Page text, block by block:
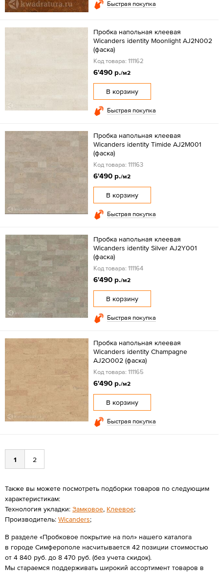
Быстрая покупка
Пробка напольная клеевая
Wicanders identity Moonlight AJ2N002
(фаска)
Код товара: 111162
6'490 р./м2
В корзину
Быстрая покупка
Пробка напольная клеевая
Wicanders identity Timide AJ2M001
(фаска)
Код товара: 111163
6'490 р./м2
В корзину
Быстрая покупка
Пробка напольная клеевая
Wicanders identity Silver AJ2Y001
(фаска)
Код товара: 111164
6'490 р./м2
В корзину
Быстрая покупка
Пробка напольная клеевая
Wicanders identity Champagne
AJ2O002 (фаска)
Код товара: 111165
6'490 р./м2
В корзину
Быстрая покупка
1 2
Также вы можете посмотреть подборки товаров по следующим
характеристикам:
Технология укладки: Замковое, Клеевое;
Производитель: Wicanders;
В разделе «Пробковое покрытие на пол» нашего каталога
в городе Симферополе насчитывается 42 позиции стоимостью
от 4 840 руб. до 8 470 руб. (без учета скидок).
Мы стараемся поддерживать широкий ассортимент товаров в